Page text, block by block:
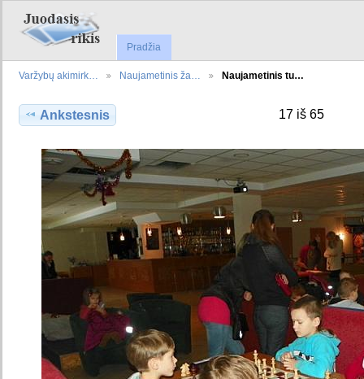
Pradžia
Varžybų akimirk… Naujametinis ža… Naujametinis tu…
Ankstesnis 17 iš 65